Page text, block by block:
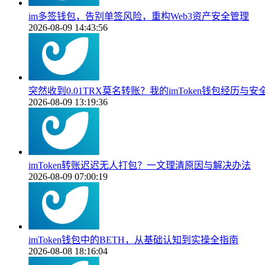
im多签钱包，告别单签风险，重构Web3资产安全管理
2026-08-09 14:43:56
突然收到0.01TRX莫名转账？我的imToken钱包经历与安
2026-08-09 13:19:36
imToken转账迟迟无人打包？一文理清原因与解决办法
2026-08-09 07:00:19
imToken钱包中的BETH，从基础认知到实操全指南
2026-08-08 18:16:04